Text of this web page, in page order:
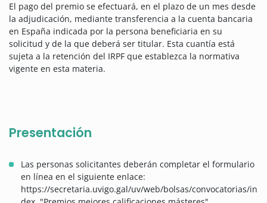
El pago del premio se efectuará, en el plazo de un mes desde
la adjudicación, mediante transferencia a la cuenta bancaria
en España indicada por la persona beneficiaria en su
solicitud y de la que deberá ser titular. Esta cuantía está
sujeta a la retención del IRPF que establezca la normativa
vigente en esta materia.
Presentación
Las personas solicitantes deberán completar el formulario
en línea en el siguiente enlace:
https://secretaria.uvigo.gal/uv/web/bolsas/convocatorias/in